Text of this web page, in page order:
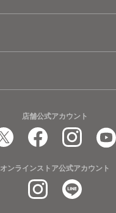
店舗公式アカウント
オンラインストア公式アカウント